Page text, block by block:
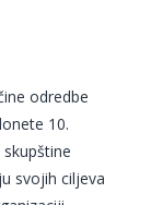
odredbe
10.
svojih ciljeva